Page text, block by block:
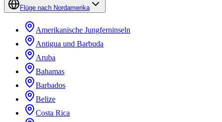
Flüge nach Nordamerika
Amerikanische Jungferninseln
Antigua und Barbuda
Aruba
Bahamas
Barbados
Belize
Costa Rica